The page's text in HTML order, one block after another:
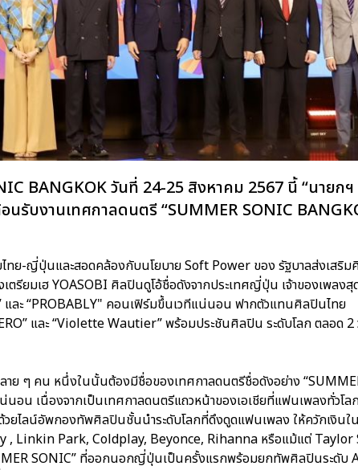
BANGKOK วันที่ 24-25 สิงหาคม 2567 นี้ “นายกฯ
นรับงานเทศกาลดนตรี “SUMMER SONIC
ย-ญี่ปุ่นและสอดคล้องกับนโยบาย Soft Power ของ รัฐบาลส่งเสริ
เตรียมเฮ YOASOBI ศิลปินดูโอ้ชื่อดังจากประเทศญี่ปุ่น เจ้าของเพลงสุ
และ “PROBABLY" คอนเฟิร์มขึ้นเวทีแน่นอน ฟากตัวแทนศิลปินไทย
และ “Violette Wautier” พร้อมประชันศิลปิน ระดับโลก ตลอด 2
ย ๆ คน หนึ่งในนั้นต้องมีชื่อของเทศกาลดนตรีชื่อดังอย่าง
อน เนื่องจากเป็นเทศกาลดนตรีแถวหน้าของเอเชียที่แฟนเพลงทั่วโล
ยไลน์อัพกองทัพศิลปินชั้นนําระดับโลกที่ดึงดูดแฟนเพลง ให้ควักเงินใน
, Linkin Park, Coldplay, Beyonce, Rihanna หรือแม้แต่
SONIC” ที่ออกนอกญี่ปุ่นเป็นครั้งแรกพร้อมยกทัพศิลปินระดับ